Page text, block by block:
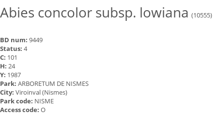
Abies concolor subsp. lowiana (10555)
BD num: 9449
Status: 4
C: 101
H: 24
Y: 1987
Park: ARBORETUM DE NISMES
City: Viroinval (Nismes)
Park code: NISME
Access code: O